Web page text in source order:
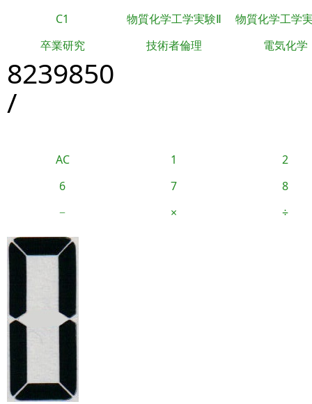
C1 物質化学工学実験Ⅱ
物質化学工学
卒業研究
技術者倫理 電気化学
8239850
/
AC 1
2
6
7
8
−
× ÷